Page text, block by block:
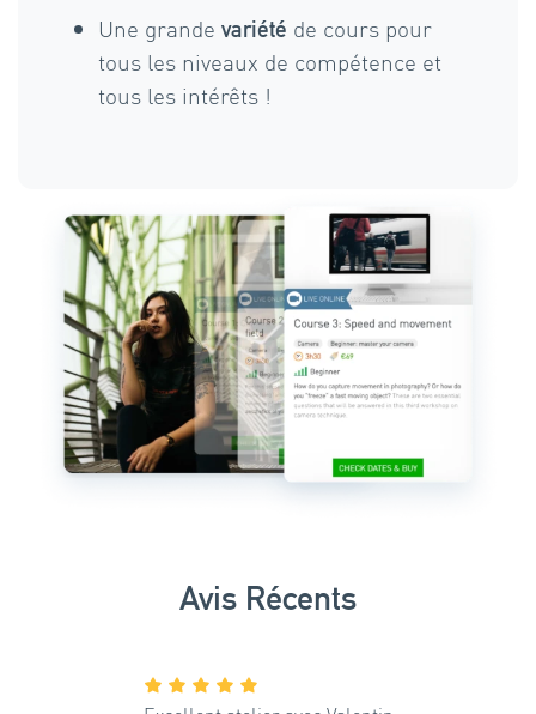
Une grandevariété de cours pour
tous les niveaux de compétence et
tous les intérêts !
Avis Récents